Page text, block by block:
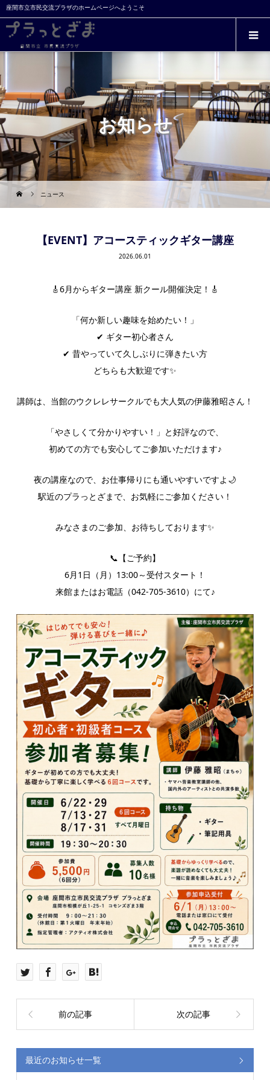
座間市立市民交流プラザのホームページへようこそ
お知らせ
ニュース
【EVENT】アコースティックギター講座
2026.06.01
🎸6月からギター講座 新クール開催決定！🎸
「何か新しい趣味を始めたい！」
✔ ギター初心者さん
✔ 昔やっていて久しぶりに弾きたい方
どちらも大歓迎です✨
講師は、当館のウクレレサークルでも大人気の伊藤雅昭さん！
「やさしくて分かりやすい！」と好評なので、
初めての方でも安心してご参加いただけます♪
夜の講座なので、お仕事帰りにも通いやすいですよ🌙
駅近のプラっとざまで、お気軽にご参加ください！
みなさまのご参加、お待ちしております✨
📞【ご予約】
6月1日（月）13:00～受付スタート！
来館またはお電話（042-705-3610）にて♪
前の記事 次の記事
最近のお知らせ一覧